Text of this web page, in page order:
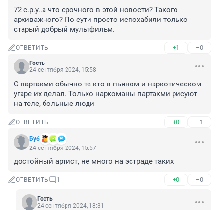
72 с.р.у..а что срочного в этой новости? Такого
архиважного? По сути просто испохабили только
старый добрый мультфильм.
ОТВЕТИТЬ +1 –0
Гость
24 сентября 2024, 15:58
С партакми обычно те кто в пьяном и наркотическом
угаре их делал. Только наркоманы партакми рисуют
на теле, больные люди
ОТВЕТИТЬ +0 –1
Буб
24 сентября 2024, 15:57
достойный артист, не много на эстраде таких
ОТВЕТИТЬ 1 +0 –0
Гость
24 сентября 2024, 18:31